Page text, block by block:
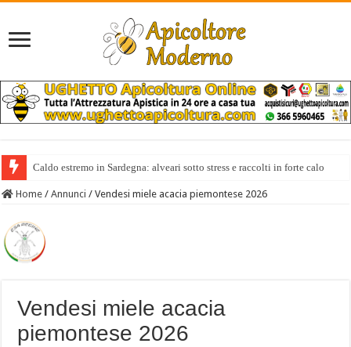
Caldo estremo in Sardegna: alveari sotto stress e raccolti in forte calo
Home / Annunci / Vendesi miele acacia piemontese 2026
Vendesi miele acacia
piemontese 2026